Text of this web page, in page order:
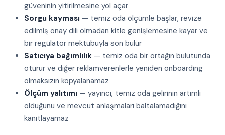
güveninin yitirilmesine yol açar
Sorgu kayması — temiz oda ölçümle başlar, revize
edilmiş onay dili olmadan kitle genişlemesine kayar ve
bir regülatör mektubuyla son bulur
Satıcıya bağımlılık — temiz oda bir ortağın bulutunda
oturur ve diğer reklamverenlerle yeniden onboarding
olmaksızın kopyalanamaz
Ölçüm yalıtımı — yayıncı, temiz oda gelirinin artımlı
olduğunu ve mevcut anlaşmaları baltalamadığını
kanıtlayamaz